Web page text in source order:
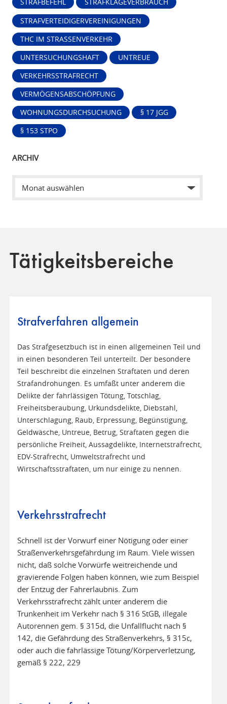
STRAFBEFEHL STRAFKLAGEVERBRAUCH
STRAFVERTEIDIGERVEREINIGUNGEN
THC IM STRASSENVERKEHR
UNTERSUCHUNGSHAFT UNTREUE
VERKEHRSSTRAFRECHT
VERMÖGENSABSCHÖPFUNG
WOHNUNGSDURCHSUCHUNG § 17 JGG
§ 153 STPO
ARCHIV
Tätigkeitsbereiche
Strafverfahren allgemein
Das Strafgesetzbuch ist in einen allgemeinen Teil und
in einen besonderen Teil unterteilt. Der besondere
Teil beschreibt die einzelnen Straftaten und deren
Strafandrohungen. Es umfaßt unter anderem die
Delikte der fahrlässigen Tötung, Totschlag,
Freiheitsberaubung, Urkundsdelikte, Diebstahl,
Unterschlagung, Raub, Erpressung, Begünstigung,
Geldwäsche, Untreue, Betrug, Straftaten gegen die
persönliche Freiheit, Aussagdelikte, Internetstrafrecht,
EDV-Strafrecht, Umweltstrafrecht und
Wirtschaftsstraftaten, um nur einige zu nennen.
Verkehrsstrafrecht
Schnell ist der Vorwurf einer Nötigung oder einer
Straßenverkehrsgefährdung im Raum. Viele wissen
nicht, daß solche Vorwürfe weitreichende und
gravierende Folgen haben können, wie zum Beispiel
der Entzug der Fahrerlaubnis. Zum
Verkehrsstrafrecht zählt unter anderem die
Trunkenheit im Verkehr nach § 316 StGB, illegale
Autorennen gem. § 315d, die Unfallflucht nach §
142, die Gefährdung des Straßenverkehrs, § 315c,
oder auch die fahrlässige Tötung/Körperverletzung,
gemäß § 222, 229